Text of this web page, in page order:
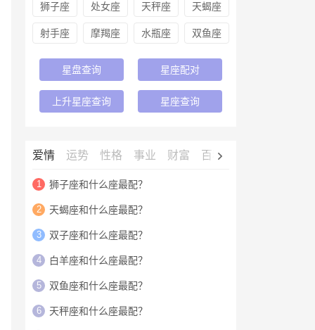
狮子座 处女座 天秤座 天蝎座
射手座 摩羯座 水瓶座 双鱼座
星盘查询 星座配对
上升星座查询 星座查询
爱情 运势 性格 事业 财富 百科
1 狮子座和什么座最配？
2 天蝎座和什么座最配？
3 双子座和什么座最配？
4 白羊座和什么座最配？
5 双鱼座和什么座最配？
6 天秤座和什么座最配？